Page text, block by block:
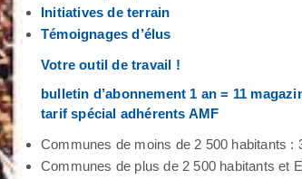
Initiatives de terrain
Témoignages d’élus
Votre outil de travail !
bulletin d’abonnement 1 an = 11
tarif spécial adhérents AMF
Communes de moins de 2 500 habitants :
Communes de plus de 2 500 habitants et